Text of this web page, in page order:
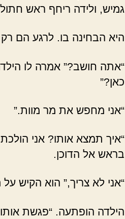
גמיש, ולידה ריחף ראש חתול
היא הבחינה בו. לרגע הם רק
“אתה חושב?” אמרה לו
כאן?”
“אני מחפש את מר מוות.”
“איך תמצא אותו? אני
בראש אל הדוכן.
“אני לא צריך,” הוא הקיש
הילדה הופתעה. “פגשת